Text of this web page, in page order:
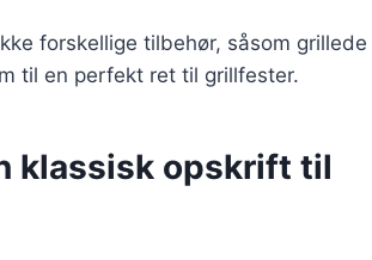
forskellige tilbehør, såsom grillede
til en perfekt ret til grillfester.
klassisk opskrift til